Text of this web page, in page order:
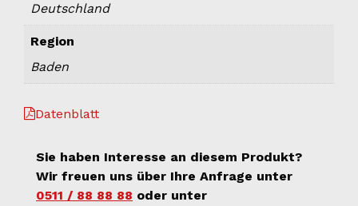
Deutschland
Region
Baden
Datenblatt
Sie haben Interesse an diesem Produkt?
Wir freuen uns über Ihre Anfrage unter
0511 / 88 88 88 oder unter